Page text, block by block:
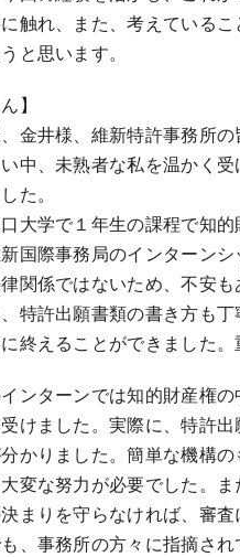
に触れ、また、考えている
と思います。
】
金井様、維新特許事務所の
中、未熟者な私を温かく受
た。
大学で１年生の課程で知的
国際事務局のインターン
関係ではないため、不安
特許出願書類の書き方も
終えることができました。
ンターンでは知的財産権の
けました。実際に、特許
かりました。簡単な機構
変な努力が必要でした。
まりを守らなければ、審
、事務所の方々に指摘さ